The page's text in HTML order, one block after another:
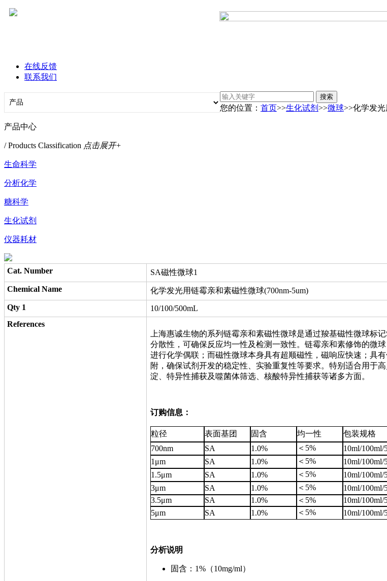
在线反馈
联系我们
您的位置： 首页>>生化试剂 >>微球>>化学发光
产品中心
/ Products Classification 点击展开+
生命科学
分析化学
糖科学
生化试剂
仪器耗材
Cat. Number
SA磁性微球1
Chemical Name
化学发光用链霉亲和素磁性微球(700nm-5um)
Qty 1
10/100/500mL
References
上海惠诚生物的系列链霉亲和素磁性微球是通过羧基磁性微球标
分散性，可确保反应均一性及检测一致性。链霉亲和素修饰的微
进行化学偶联；而磁性微球本身具有超顺磁性，磁响应快速；具
附，确保试剂开发的稳定性、实验重复性等要求。特别适合用于
淀、特异性捕获及噬菌体筛选、核酸特异性捕获等诸多方
订购信息：
粒径 表面基团 固含 均一性 包装规格
700nm
SA 1.0% ＜5% 10ml/100ml/
1μm SA 1.0% ＜5%
10ml/100ml/
1.5μm
SA 1.0% ＜5%
10ml/100ml/
3μm
SA 1.0% ＜5%
10ml/100ml/
3.5μm
SA 1.0% ＜5%
10ml/100ml/
5μm
SA 1.0% ＜5% 10ml/100ml/
分析说明
固含：1%（10mg/ml）